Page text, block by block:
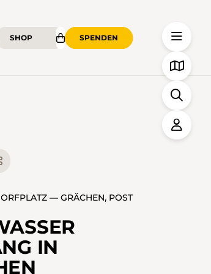
SHOP SPENDEN
— GRÄCHEN, POST
IN